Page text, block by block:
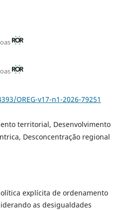
OREG-v17-n1-2026-79251
territorial, Desenvolvimento
Desconcentração regional
explícita de ordenamento
as desigualdades